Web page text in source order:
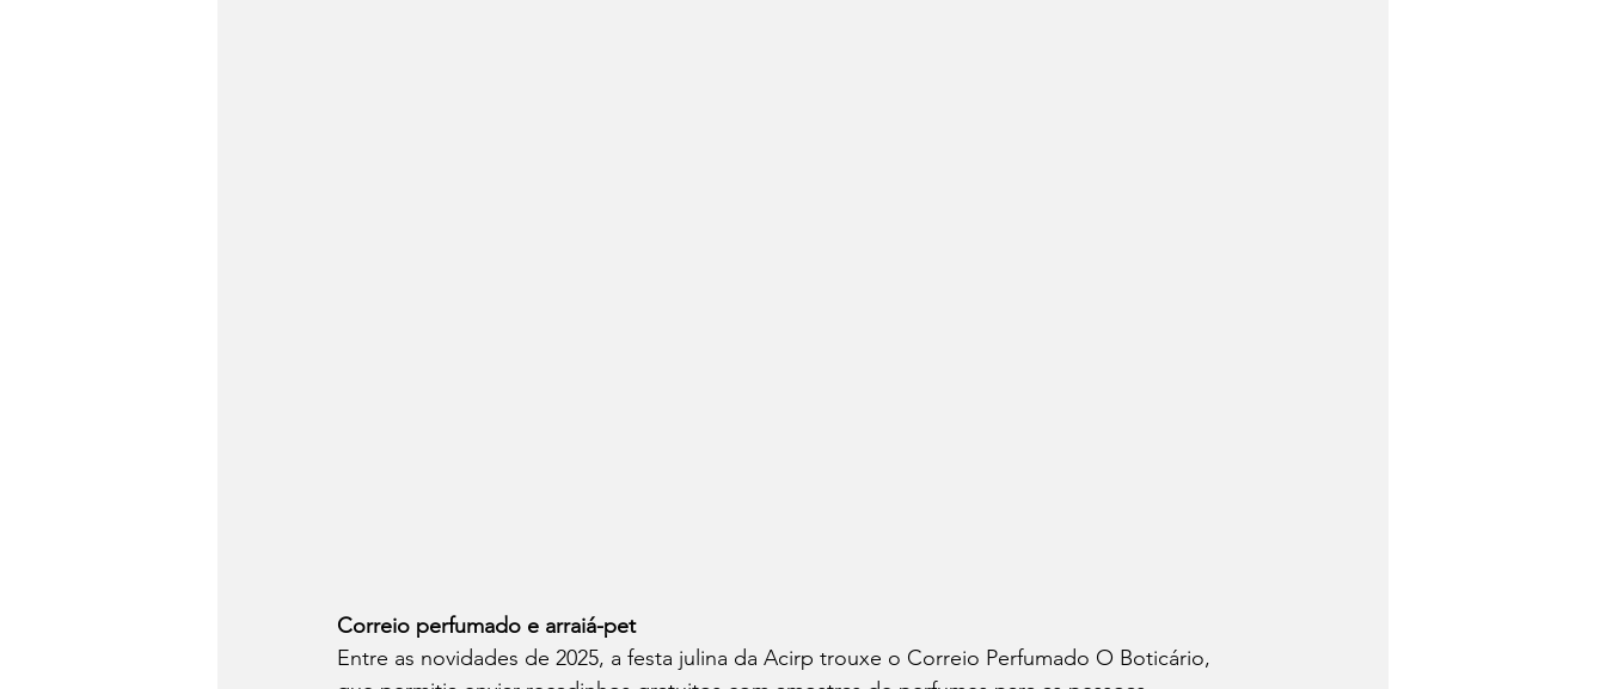
Correio perfumado e arraiá-pet
Entre as novidades de 2025, a festa julina da Acirp trouxe o Correio Perfumado O Boticário,